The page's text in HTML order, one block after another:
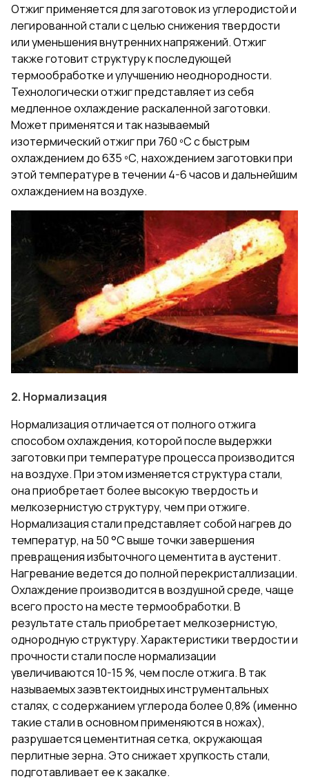
Отжиг применяется для заготовок из углеродистой и
легированной стали с целью снижения твердости
или уменьшения внутренних напряжений. Отжиг
также готовит структуру к последующей
термообработке и улучшению неоднородности.
Технологически отжиг представляет из себя
медленное охлаждение раскаленной заготовки.
Может применятся и так называемый
изотермический отжиг при 760 ºС с быстрым
охлаждением до 635 ºС, нахождением заготовки при
этой температуре в течении 4-6 часов и дальнейшим
охлаждением на воздухе.
2. Нормализация
Нормализация отличается от полного отжига
способом охлаждения, которой после выдержки
заготовки при температуре процесса производится
на воздухе. При этом изменяется структура стали,
она приобретает более высокую твердость и
мелкозернистую структуру, чем при отжиге.
Нормализация стали представляет собой нагрев до
температур, на 50 °C выше точки завершения
превращения избыточного цементита в аустенит.
Нагревание ведется до полной перекристаллизации.
Охлаждение производится в воздушной среде, чаще
всего просто на месте термообработки. В
результате сталь приобретает мелкозернистую,
однородную структуру. Характеристики твердости и
прочности стали после нормализации
увеличиваются 10-15 %, чем после отжига. В так
называемых заэвтектоидных инструментальных
сталях, с содержанием углерода более 0,8% (именно
такие стали в основном применяются в ножах),
разрушается цементитная сетка, окружающая
перлитные зерна. Это снижает хрупкость стали,
подготавливает ее к закалке.